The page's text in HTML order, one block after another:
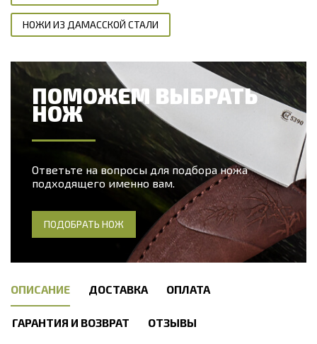
НОЖИ ИЗ ДАМАССКОЙ СТАЛИ
ПОМОЖЕМ ВЫБРАТЬ
НОЖ
Ответьте на вопросы для подбора ножа
подходящего именно вам.
ПОДОБРАТЬ НОЖ
ОПИСАНИЕ ДОСТАВКА ОПЛАТА
ГАРАНТИЯ И ВОЗВРАТ ОТЗЫВЫ